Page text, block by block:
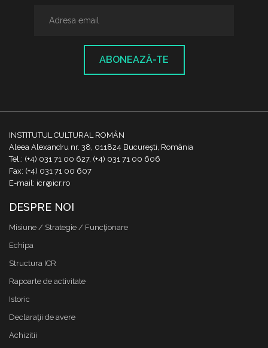
ABONEAZĂ-TE
INSTITUTUL CULTURAL ROMÂN
Aleea Alexandru nr. 38, 011824 București, România
Tel.: (+4) 031 71 00 627, (+4) 031 71 00 606
Fax: (+4) 031 71 00 607
E-mail: icr@icr.ro
DESPRE NOI
Misiune / Strategie / Funcţionare
Echipa
Structura ICR
Rapoarte de activitate
Istoric
Declaraţii de avere
Achizitii